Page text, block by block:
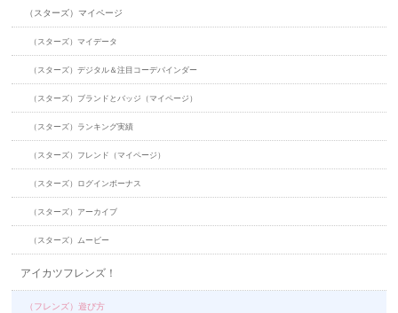
（スターズ）マイページ
（スターズ）マイデータ
（スターズ）デジタル＆注目コーデバインダー
（スターズ）ブランドとバッジ（マイページ）
（スターズ）ランキング実績
（スターズ）フレンド（マイページ）
（スターズ）ログインボーナス
（スターズ）アーカイブ
（スターズ）ムービー
アイカツフレンズ！
（フレンズ）遊び方